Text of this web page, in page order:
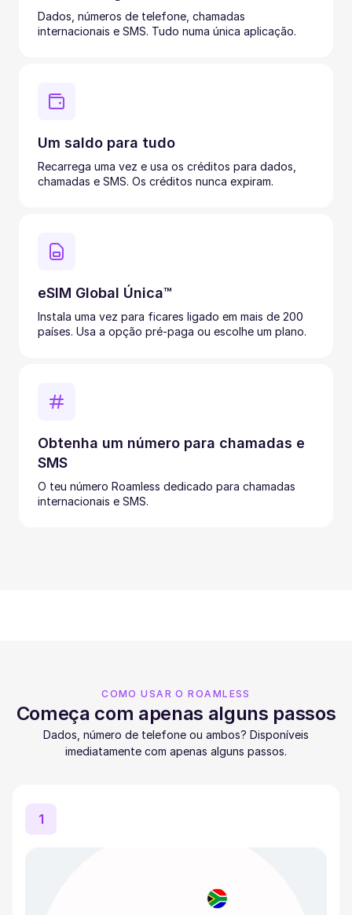
Dados, números de telefone, chamadas
internacionais e SMS. Tudo numa única aplicação.
Um saldo para tudo
Recarrega uma vez e usa os créditos para dados,
chamadas e SMS. Os créditos nunca expiram.
eSIM Global Única™
Instala uma vez para ficares ligado em mais de 200
países. Usa a opção pré-paga ou escolhe um plano.
Obtenha um número para chamadas e
SMS
O teu número Roamless dedicado para chamadas
internacionais e SMS.
COMO USAR O ROAMLESS
Começa com apenas alguns passos
Dados, número de telefone ou ambos? Disponíveis
imediatamente com apenas alguns passos.
1